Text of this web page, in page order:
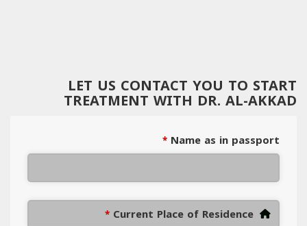
LET US CONTACT YOU TO START
TREATMENT WITH DR. AL-AKKAD
Name as in passport
*
Current Place of Residence
*